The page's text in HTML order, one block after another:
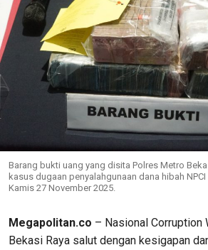
Barang bukti uang yang disita Polres Metro
kasus dugaan penyalahgunaan dana hibah NPCI
Kamis 27 November 2025.
Megapolitan.co – Nasional Corruption
Bekasi Raya salut dengan kesigapan